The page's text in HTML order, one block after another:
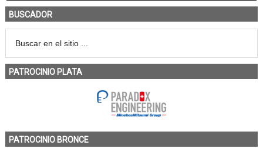
BUSCADOR
PATROCINIO PLATA
PATROCINIO BRONCE